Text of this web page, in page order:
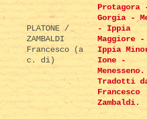
PLATONE /
ZAMBALDI
Francesco (a
c. di)
Protagora
Gorgia -
- Ippia
Maggiore -
Ippia
Ione -
Menesseno.
Tradotti
Francesco
Zambaldi.